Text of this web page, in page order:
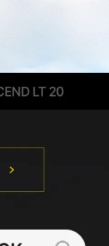
ASCEND LT